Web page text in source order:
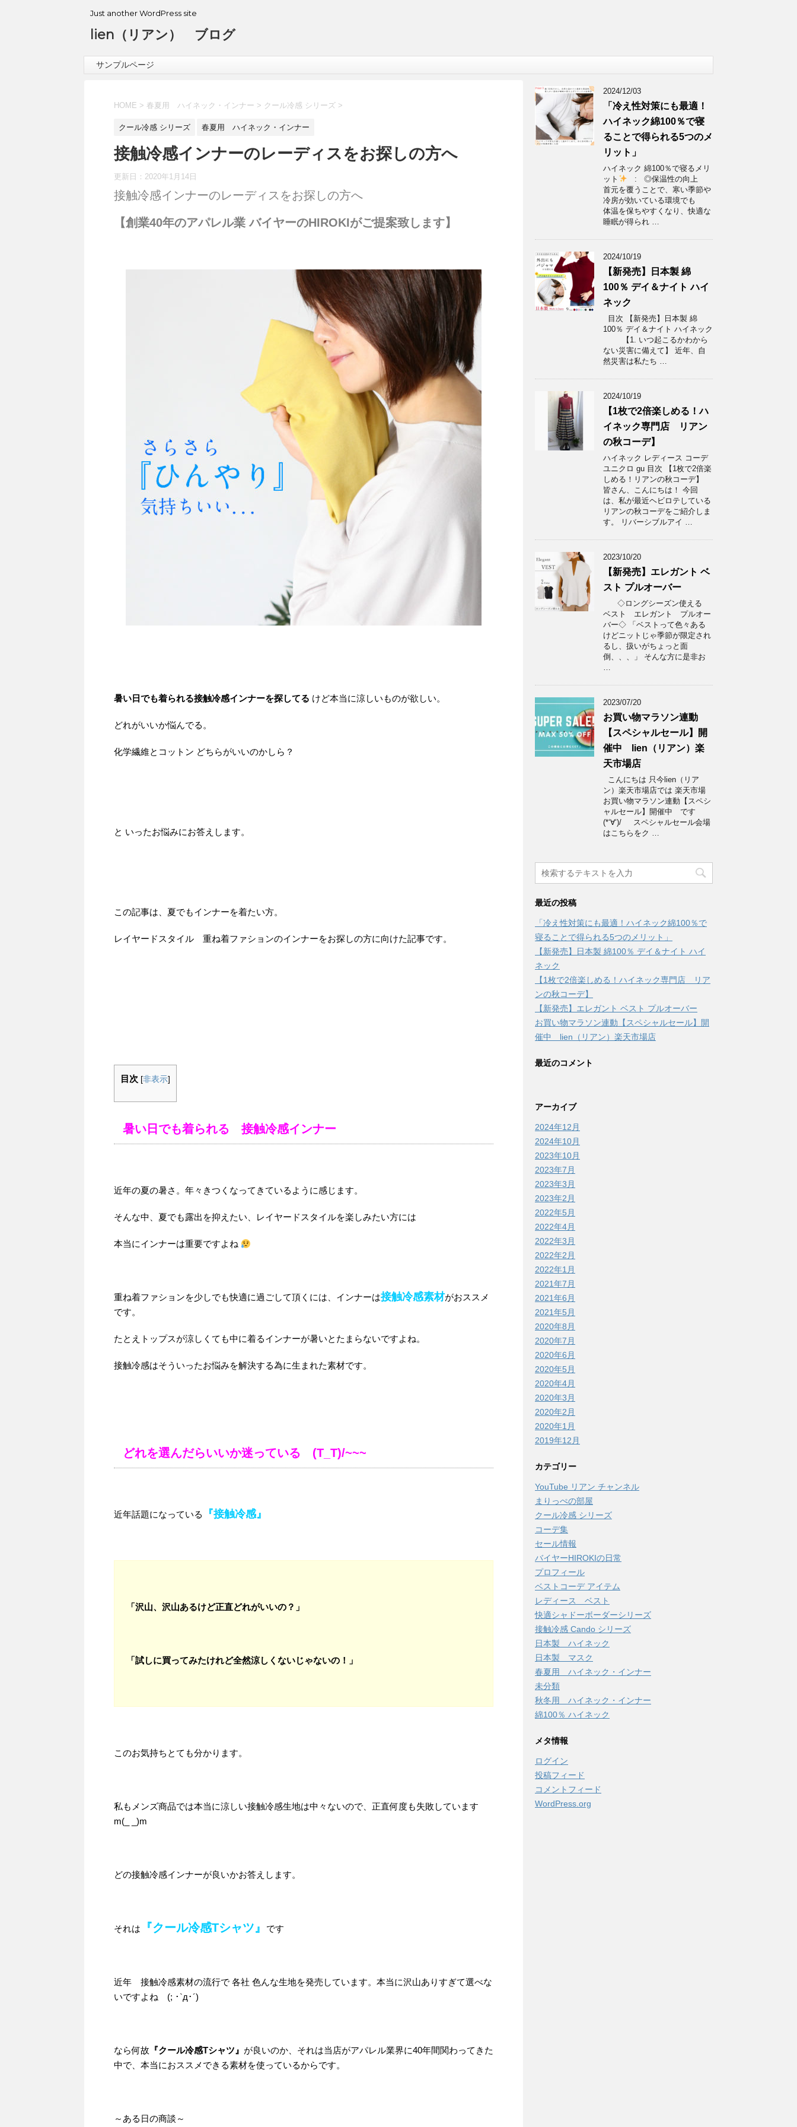
Just another WordPress site
lien（リアン） ブログ
サンプルページ
HOME > 春夏用 ハイネック・インナー > クール冷感 シリーズ >
クール冷感 シリーズ 春夏用 ハイネック・インナー
接触冷感インナーのレーディスをお探しの方へ
更新日： 2020年1月14日
接触冷感インナーのレーディスをお探しの方へ
【創業40年のアパレル業 バイヤーのHIROKIがご提案致します】
暑い日でも着られる接触冷感インナーを探してる けど本当に涼しいものが欲しい。
どれがいいか悩んでる。
化学繊維とコットン どちらがいいのかしら？
と いったお悩みにお答えします。
この記事は、夏でもインナーを着たい方。
レイヤードスタイル 重ね着ファションのインナーをお探しの方に向けた記事です。
目次 [非表示]
暑い日でも着られる 接触冷感インナー
近年の夏の暑さ。年々きつくなってきているように感じます。
そんな中、夏でも露出を抑えたい、レイヤードスタイルを楽しみたい方には
本当にインナーは重要ですよね
重ね着ファションを少しでも快適に過ごして頂くには、インナーは接触冷感素材がおススメ
です。
たとえトップスが涼しくても中に着るインナーが暑いとたまらないですよね。
接触冷感はそういったお悩みを解決する為に生まれた素材です。
どれを選んだらいいか迷っている (T_T)/~~~
近年話題になっている 『接触冷感』
「沢山、沢山あるけど正直どれがいいの？」
「試しに買ってみたけれど全然涼しくないじゃないの！」
このお気持ちとても分かります。
私もメンズ商品では本当に涼しい接触冷感生地は中々ないので、正直何度も失敗しています
m(_ _)m
どの接触冷感インナーが良いかお答えします。
それは 『クール冷感Tシャツ』 です
近年 接触冷感素材の流行で 各社 色んな生地を発売しています。本当に沢山ありすぎて選べな
いですよね (; ･`д･´)
なら何故 『クール冷感Tシャツ』 が良いのか、それは当店がアパレル業界に40年間関わってきた
中で、本当におススメできる素材を使っているからです。
～ある日の商談～
2024/12/03
「冷え性対策にも最適！
ハイネック綿100％で寝
ることで得られる5つのメ
リット」
ハイネック 綿100％で寝るメリ
ット
: ◎保温性の向上
首元を覆うことで、寒い季節や
冷房が効いている環境でも
体温を保ちやすくなり、快適な
睡眠が得られ …
2024/10/19
【新発売】日本製 綿
100％ デイ＆ナイト ハイ
ネック
目次 【新発売】日本製 綿
100％ デイ＆ナイト ハイネック
【1. いつ起こるかわから
ない災害に備えて】 近年、自
然災害は私たち …
2024/10/19
【1枚で2倍楽しめる！ハ
イネック専門店 リアン
の秋コーデ】
ハイネック レディース コーデ
ユニクロ gu 目次 【1枚で2倍楽
しめる！リアンの秋コーデ】
皆さん、こんにちは！ 今回
は、私が最近ヘビロテしている
リアンの秋コーデをご紹介しま
す。 リバーシブルアイ …
2023/10/20
【新発売】エレガント ベ
スト プルオーバー
◇ロングシーズン使える
ベスト エレガント プルオー
バー◇ 「ベストって色々ある
けどニットじゃ季節が限定され
るし、扱いがちょっと面
倒、、、」 そんな方に是非お
…
2023/07/20
お買い物マラソン連動
【スペシャルセール】開
催中 lien（リアン）楽
天市場店
こんにちは 只今lien（リア
ン）楽天市場店では 楽天市場
お買い物マラソン連動【スペシ
ャルセール】開催中 です
(*‘∀‘)/ スペシャルセール会場
はこちらをク …
最近の投稿
「冷え性対策にも最適！ハイネック綿100％で
寝ることで得られる5つのメリット」
【新発売】日本製 綿100％ デイ＆ナイト ハイ
ネック
【1枚で2倍楽しめる！ハイネック専門店 リア
ンの秋コーデ】
【新発売】エレガント ベスト プルオーバー
お買い物マラソン連動【スペシャルセール】開
催中 lien（リアン）楽天市場店
最近のコメント
アーカイブ
2024年12月
2024年10月
2023年10月
2023年7月
2023年3月
2023年2月
2022年5月
2022年4月
2022年3月
2022年2月
2022年1月
2021年7月
2021年6月
2021年5月
2020年8月
2020年7月
2020年6月
2020年5月
2020年4月
2020年3月
2020年2月
2020年1月
2019年12月
カテゴリー
YouTube リアン チャンネル
まりっぺの部屋
クール冷感 シリーズ
コーデ集
セール情報
バイヤーHIROKIの日常
プロフィール
ベストコーデ アイテム
レディース ベスト
快適シャドーボーダーシリーズ
接触冷感 Cando シリーズ
日本製 ハイネック
日本製 マスク
春夏用 ハイネック・インナー
未分類
秋冬用 ハイネック・インナー
綿100％ ハイネック
メタ情報
ログイン
投稿フィード
コメントフィード
WordPress.org